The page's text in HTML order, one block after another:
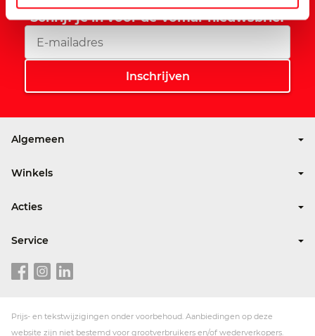
Schrijf je in voor de Vomar nieuwsbrief
Algemeen
Werken bij Vomar
Winkels
Acties
Garantie Leifheit
Folder niet ontvangen?
Service
Klantenservice
Klant is Koning-kaart
Inschrijven nieuwsbrief
Prijs- en tekstwijzigingen onder voorbehoud. Aanbiedingen op deze
website zijn niet bestemd voor grootverbruikers en/of wederverkopers.